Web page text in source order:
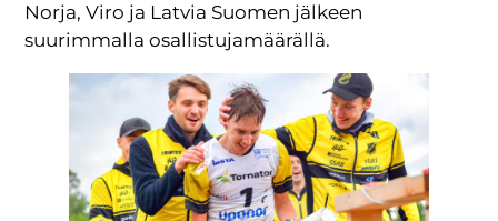
Norja, Viro ja Latvia Suomen jälkeen
suurimmalla osallistujamäärällä.